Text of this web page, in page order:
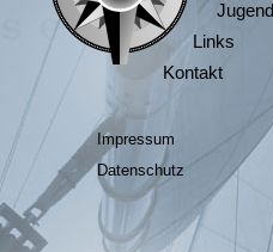
Jugend
Links
Kontakt
Impressum
Datenschutz